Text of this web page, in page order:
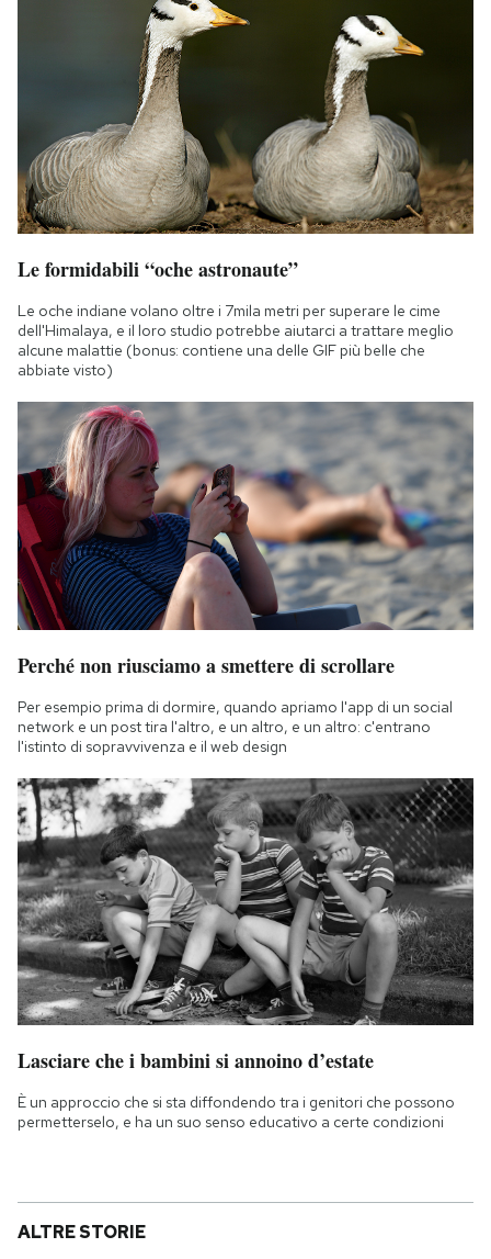
Le formidabili “oche astronaute”
Le oche indiane volano oltre i 7mila metri per superare le cime
dell'Himalaya, e il loro studio potrebbe aiutarci a trattare meglio
alcune malattie (bonus: contiene una delle GIF più belle che
abbiate visto)
Perché non riusciamo a smettere di scrollare
Per esempio prima di dormire, quando apriamo l'app di un social
network e un post tira l'altro, e un altro, e un altro: c'entrano
l'istinto di sopravvivenza e il web design
Lasciare che i bambini si annoino d’estate
È un approccio che si sta diffondendo tra i genitori che possono
permetterselo, e ha un suo senso educativo a certe condizioni
ALTRE STORIE